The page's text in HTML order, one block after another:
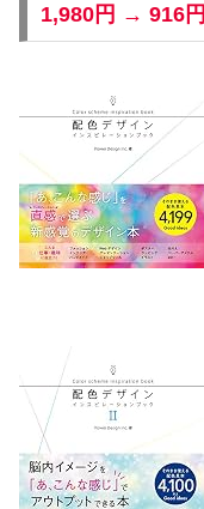
1,980円 → 916円